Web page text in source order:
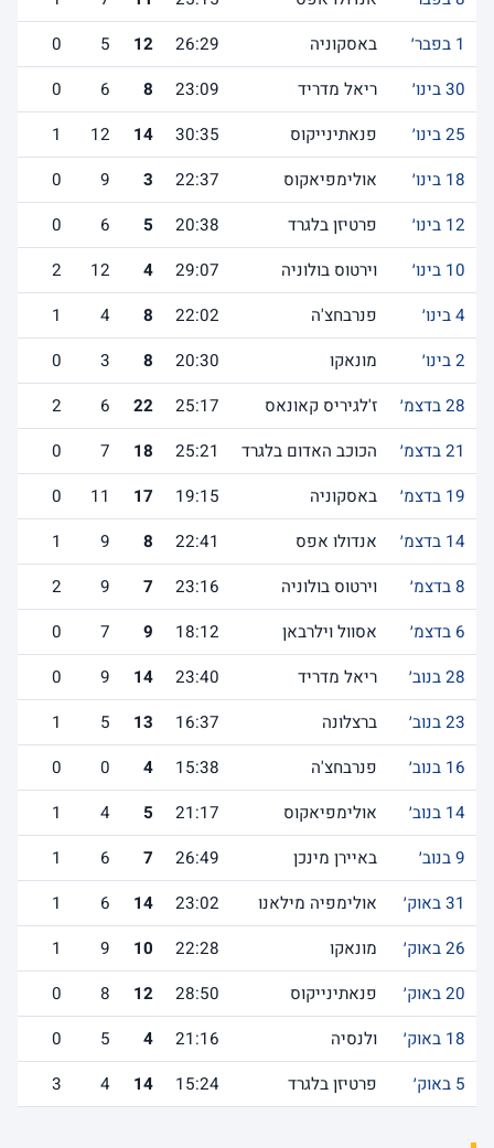
1 בפבר׳
באסקוניה 26:29
12
5
0
30 בינו׳
ריאל מדריד 23:09
8
6
0
25 בינו׳
פנאתינייקוס 30:35
14
12
1
18 בינו׳
אולימפיאקוס 22:37
3
9
0
12 בינו׳
פרטיזן בלגרד 20:38
5
6
0
10 בינו׳
וירטוס בולוניה 29:07
4
12
2
4 בינו׳
פנרבחצ'ה 22:02
8
4
1
2 בינו׳
מונאקו 20:30
8
3
0
28 בדצמ׳
ז'לגיריס קאונאס 25:17
22
6
2
21 בדצמ׳
הכוכב האדום בלגרד 25:21
18
7
0
19 בדצמ׳
באסקוניה 19:15
17
11
0
14 בדצמ׳
אנדולו אפס 22:41
8
9
1
8 בדצמ׳
וירטוס בולוניה 23:16
7
9
2
6 בדצמ׳
אסוול וילרבאן 18:12
9
7
0
28 בנוב׳
ריאל מדריד 23:40
14
9
0
23 בנוב׳
ברצלונה 16:37
13
5
1
16 בנוב׳
פנרבחצ'ה 15:38
4
0
0
14 בנוב׳
אולימפיאקוס 21:17
5
4
1
9 בנוב׳
באיירן מינכן 26:49
7
6
1
31 באוק׳
אולימפיה מילאנו 23:02
14
6
1
26 באוק׳
מונאקו 22:28
10
9
1
20 באוק׳
פנאתינייקוס 28:50
12
8
0
18 באוק׳
ולנסיה 21:16
4
5
0
5 באוק׳
פרטיזן בלגרד 15:24
14
4
3